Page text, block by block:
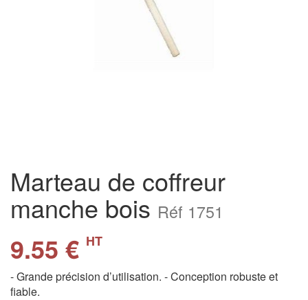
Marteau de coffreur
manche bois Réf 1751
9.55 € HT
- Grande précision d’utilisation. - Conception robuste et
fiable.